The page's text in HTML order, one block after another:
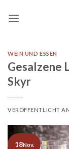
Inhalt
WEIN UND ESSEN
Gesalzene
Skyr
VERÖFFENTLICHT
18Nov.